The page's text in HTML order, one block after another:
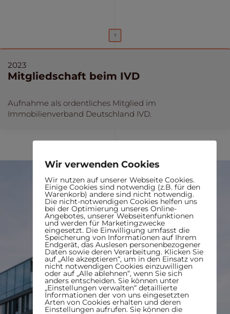
2023
Mitgliedschaft beim IVD
Aufnahme als ordentliches Mitglied im
Immobilienverband Deutschland IVD.
Wir verwenden Cookies
Wir nutzen auf unserer Webseite Cookies.
Einige Cookies sind notwendig (z.B. für den
Warenkorb) andere sind nicht notwendig.
Die nicht-notwendigen Cookies helfen uns
bei der Optimierung unseres Online-
Angebotes, unserer Webseitenfunktionen
und werden für Marketingzwecke
eingesetzt. Die Einwilligung umfasst die
Speicherung von Informationen auf Ihrem
Endgerät, das Auslesen personenbezogener
Daten sowie deren Verarbeitung. Klicken Sie
auf „Alle akzeptieren“, um in den Einsatz von
nicht notwendigen Cookies einzuwilligen
oder auf „Alle ablehnen“, wenn Sie sich
anders entscheiden. Sie können unter
„Einstellungen verwalten“ detaillierte
Informationen der von uns eingesetzten
Arten von Cookies erhalten und deren
Einstellungen aufrufen. Sie können die